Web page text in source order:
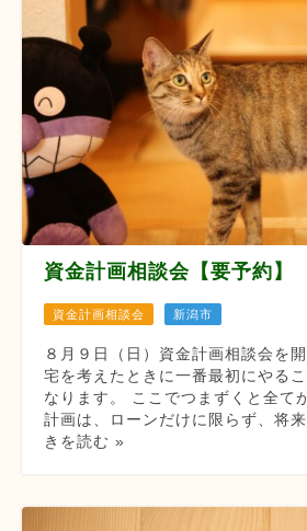
資金計画相談会【要予約】
資金計画相談会 新潟市
８月９日（日）資金計画相談会を
宅を考えたときに一番最初にやる
なります。 ここでつまずくと全て
計画は、ローンだけに限らず、将
きを読む »